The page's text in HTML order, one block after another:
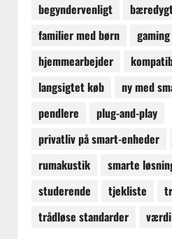
begyndervenligt
familier med børn
hjemmearbejder
langsigtet køb
ny med
pendlere
plug-and-play
privatliv på smart-enheder
rumakustik
smarte
studerende
tjekliste
trådløse standarder